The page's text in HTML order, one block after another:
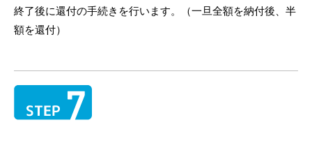
終了後に還付の手続きを行います。（一旦全額を納付後、半
額を還付）